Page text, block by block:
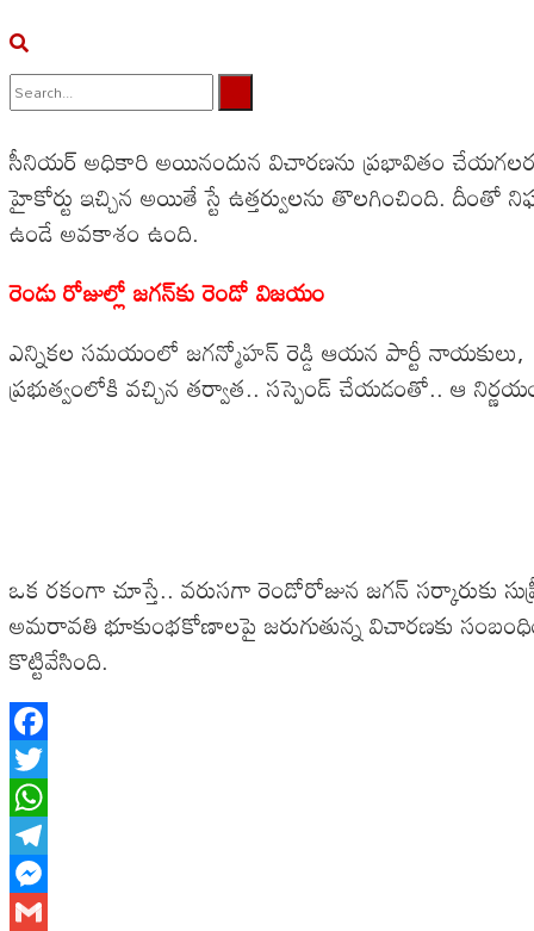
View All Result
సీనియర్ అధికారి అయినందున విచారణను ప్రభావితం చేయగలరని
హైకోర్టు ఇచ్చిన అయితే స్టే ఉత్తర్వులను తొలగించింది.
ఉండే అవకాశం ఉంది.
రెండు రోజుల్లో జగన్‌కు రెండో విజయం
ఎన్నికల సమయంలో జగన్మోహన్ రెడ్డి ఆయన పార్టీ నాయకులు,
ప్రభుత్వంలోకి వచ్చిన తర్వాత.. సస్పెండ్ చేయడంతో.. ఆ నిర్ణయం
ఒక రకంగా చూస్తే.. వరుసగా రెండోరోజున జగన్ సర్కారుకు
అమరావతి భూకుంభకోణాలపై జరుగుతున్న విచారణకు
కొట్టివేసింది.
Facebook
Twitter
WhatsApp
Telegram
Messenger